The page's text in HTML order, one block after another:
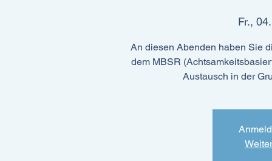
Fr.,
An diesen Abenden haben Sie
dem MBSR
Austausch in der